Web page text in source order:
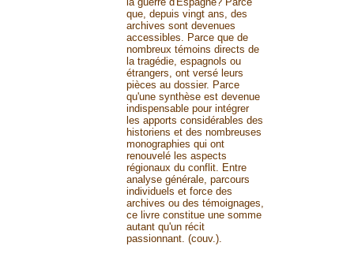
que, depuis vingt ans, des
archives sont devenues
accessibles. Parce que de
nombreux témoins directs de
la tragédie, espagnols ou
étrangers, ont versé leurs
pièces au dossier. Parce
qu'une synthèse est devenue
indispensable pour intégrer
les apports considérables des
historiens et des nombreuses
monographies qui ont
renouvelé les aspects
régionaux du conflit. Entre
analyse générale, parcours
individuels et force des
archives ou des témoignages,
ce livre constitue une somme
autant qu'un récit
passionnant. (couv.).